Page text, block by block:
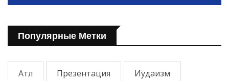
Популярные Метки
Атл Презентация Иудаизм